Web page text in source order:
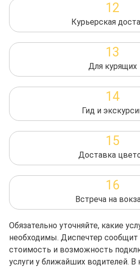
12
Курьерская
13
Для курящих
14
Гид и
15
Доставка
16
Встреча на
Обязательно уточняйте, какие
необходимы. Диспечтер
стоимость и возможность
услуги у ближайших водителей. В